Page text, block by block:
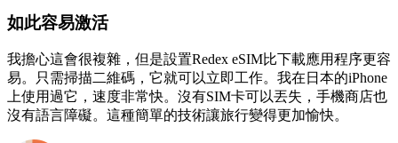
如此容易激活
我擔心這會很複雜，但是設置Redex eSIM比下載應用程序更容
易。只需掃描二維碼，它就可以立即工作。我在日本的iPhone
上使用過它，速度非常快。沒有SIM卡可以丟失，手機商店也
沒有語言障礙。這種簡單的技術讓旅行變得更加愉快。